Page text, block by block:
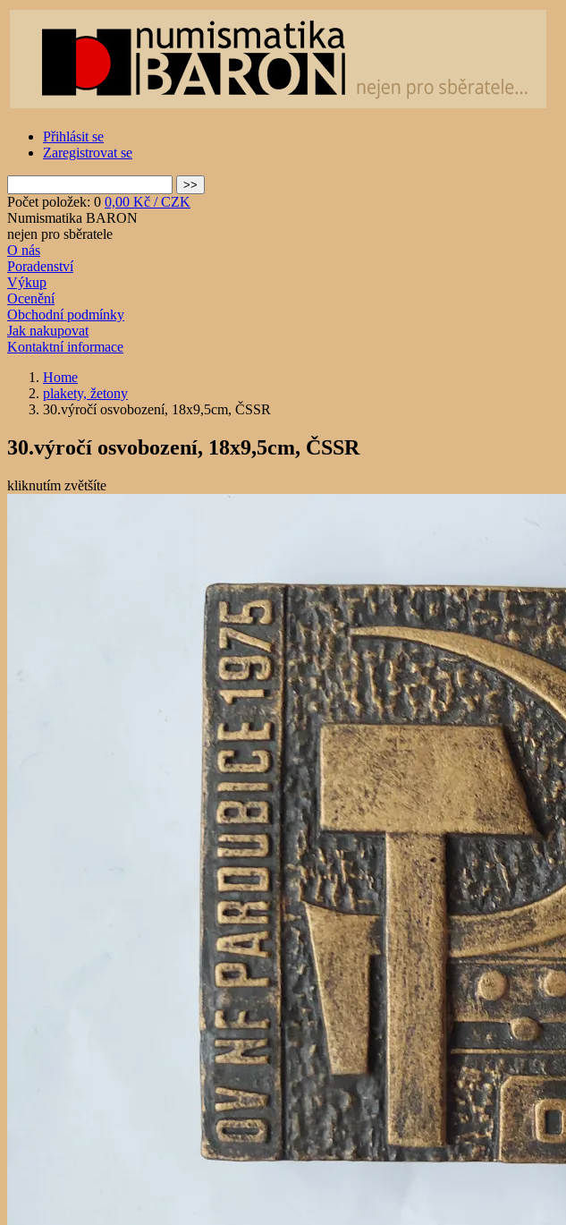
Přihlásit se
Zaregistrovat se
Počet položek: 0 0,00 Kč / CZK
Numismatika BARON
nejen pro sběratele
O nás
Poradenství
Výkup
Ocenění
Obchodní podmínky
Jak nakupovat
Kontaktní informace
Home
plakety, žetony
30.výročí osvobození, 18x9,5cm, ČSSR
30.výročí osvobození, 18x9,5cm, ČSSR
kliknutím zvětšíte